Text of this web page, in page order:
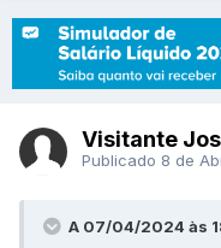
Visitante
Publicado 8 de
A 07/04/2024 às